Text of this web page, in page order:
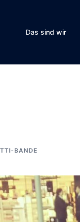
Das sind wir
BANDE